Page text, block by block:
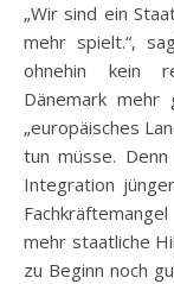
„Wir sind ein
mehr spielt.“,
ohnehin kein
Dänemark mehr
„europäisches
tun müsse.
Integration
mehr staatliche
zu Beginn noch